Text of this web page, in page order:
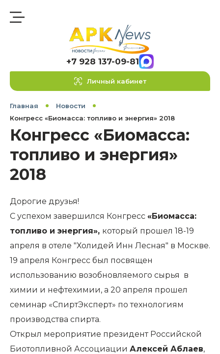
+7 928 137-09-81
Личный кабинет
Главная
Новости
Конгресс «Биомасса: топливо и энергия» 2018
Конгресс «Биомасса:
топливо и энергия»
2018
Дорогие друзья!
С успехом завершился Конгресс «Биомасса:
топливо и энергия», который прошел 18-19
апреля в отеле "Холидей Инн Лесная" в Москве.
19 апреля Конгресс был посвящен
использованию возобновляемого сырья в
химии и нефтехимии, а 20 апреля прошел
семинар «СпиртЭксперт» по технологиям
производства спирта.
Открыл мероприятие президент Российской
Биотопливной Ассоциации Алексей Аблаев,